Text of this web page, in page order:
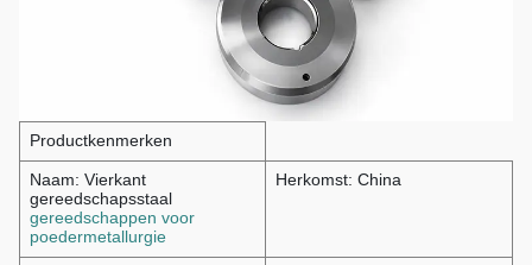
Productkenmerken
Naam: Vierkant
gereedschapsstaal
gereedschappen voor
poedermetallurgie
Herkomst: China